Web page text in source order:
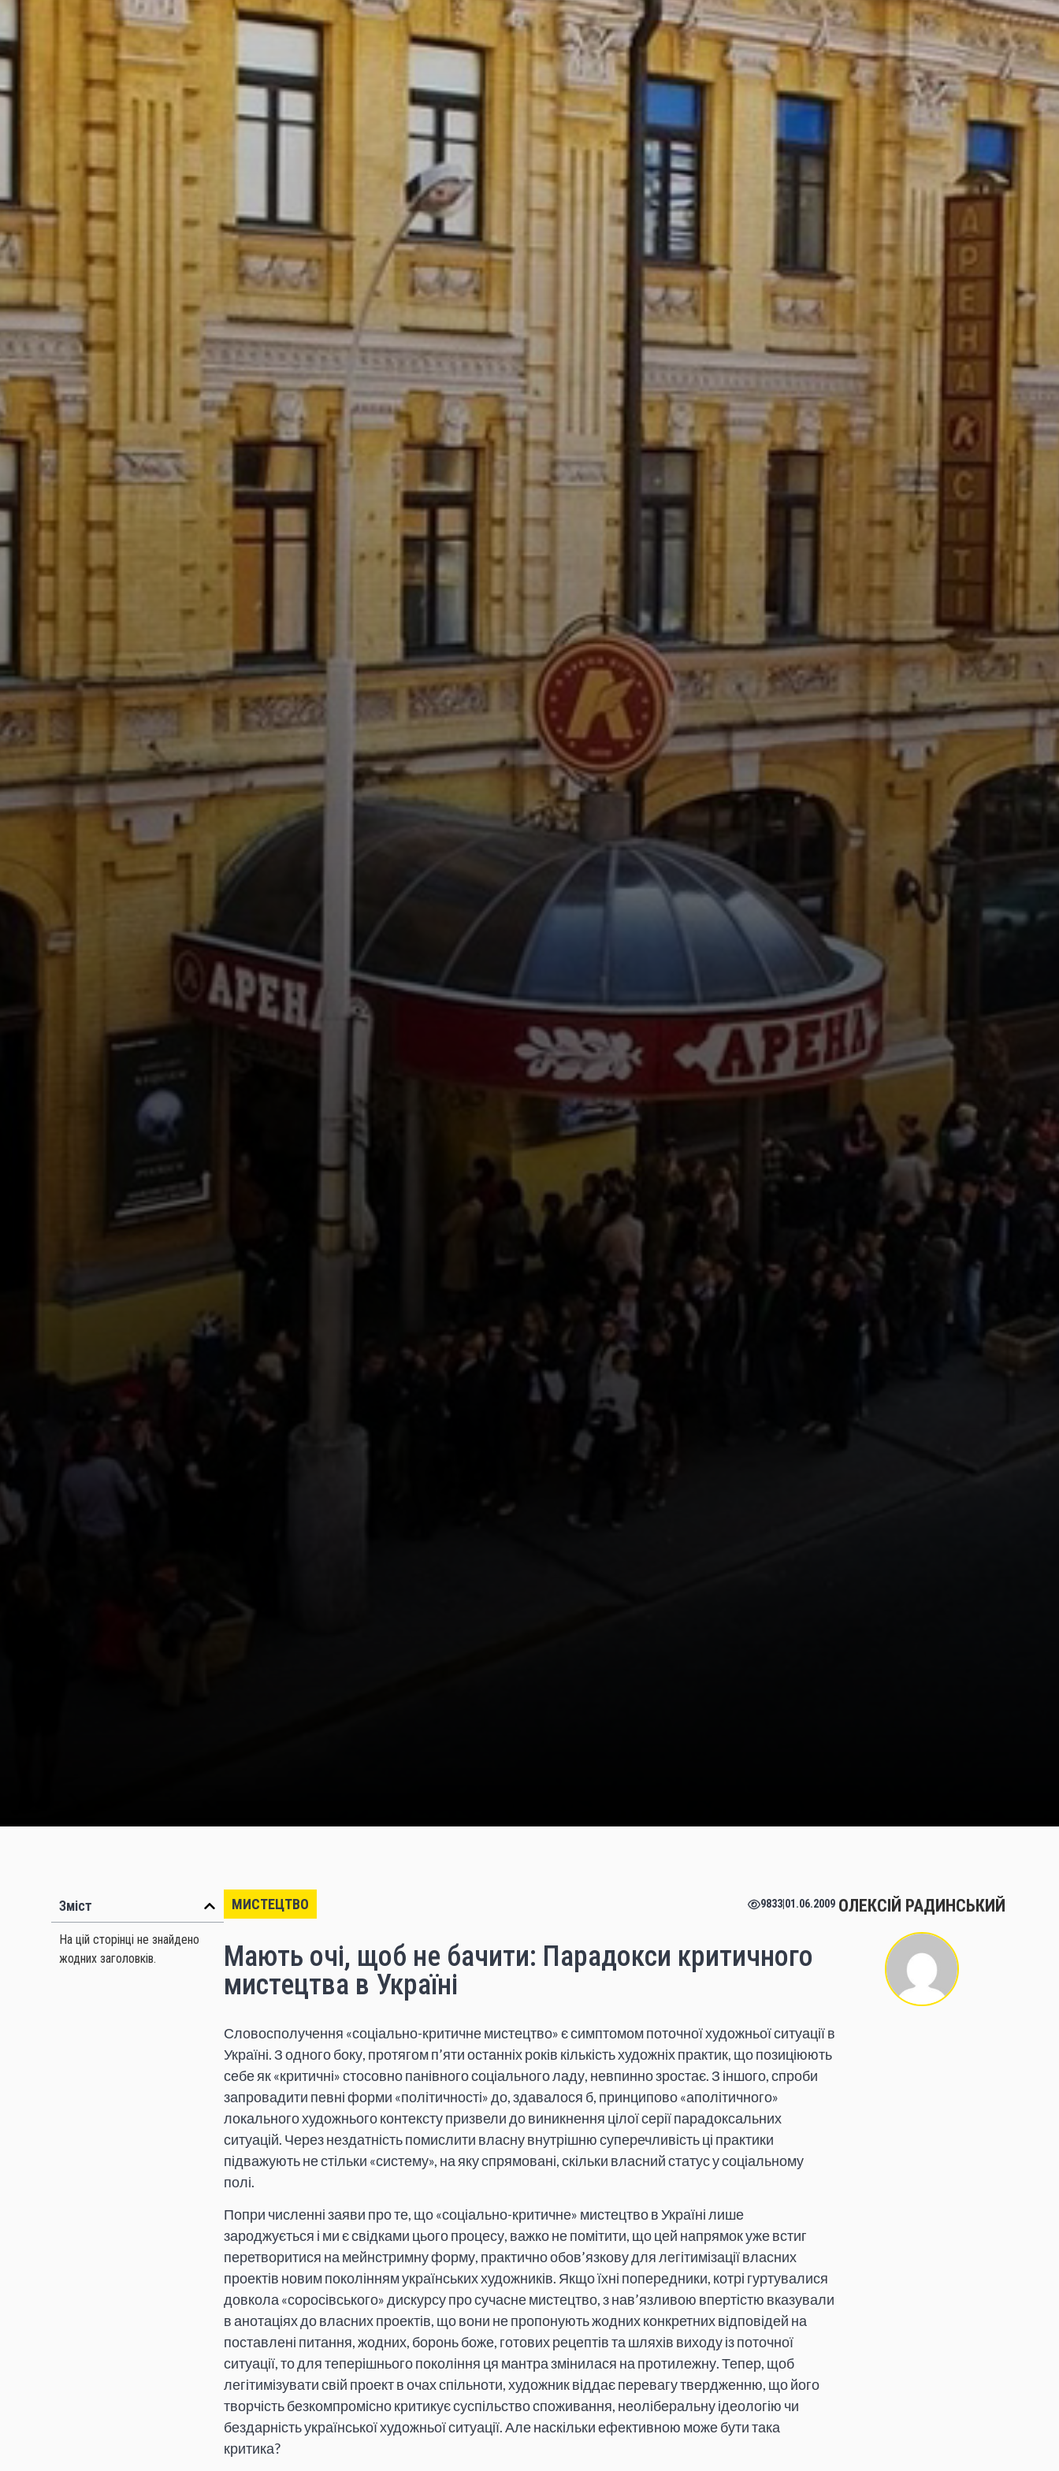
Зміст
На цій сторінці не знайдено
жодних заголовків.
МИСТЕЦТВО 9833 01.06.2009
Мають очі, щоб не бачити: Парадокси критичного
мистецтва в Україні
Словосполучення «соціально-критичне мистецтво» є симптомом поточної художньої ситуації в
Україні. З одного боку, протягом п’яти останніх років кількість художніх практик, що позиціюють
себе як «критичні» стосовно панівного соціального ладу, невпинно зростає. З іншого, спроби
запровадити певні форми «політичності» до, здавалося б, принципово «аполітичного»
локального художнього контексту призвели до виникнення цілої серії парадоксальних
ситуацій. Через нездатність помислити власну внутрішню суперечливість ці практики
підважують не стільки «систему», на яку спрямовані, скільки власний статус у соціальному
полі.
Попри численні заяви про те, що «соціально-критичне» мистецтво в Україні лише
зароджується і ми є свідками цього процесу, важко не помітити, що цей напрямок уже встиг
перетворитися на мейнстримну форму, практично обов’язкову для легітимізації власних
проектів новим поколінням українських художників. Якщо їхні попередники, котрі гуртувалися
довкола «соросівського» дискурсу про сучасне мистецтво, з нав’язливою впертістю вказували
в анотаціях до власних проектів, що вони не пропонують жодних конкретних відповідей на
поставлені питання, жодних, боронь боже, готових рецептів та шляхів виходу із поточної
ситуації, то для теперішнього покоління ця мантра змінилася на протилежну. Тепер, щоб
легітимізувати свій проект в очах спільноти, художник віддає перевагу твердженню, що його
творчість безкомпромісно критикує суспільство споживання, неоліберальну ідеологію чи
бездарність української художньої ситуації. Але наскільки ефективною може бути така
критика?
ОЛЕКСІЙ РАДИНСЬКИЙ